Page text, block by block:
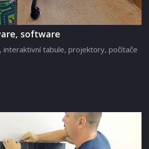
software
interaktivní tabule, projektory, počítače